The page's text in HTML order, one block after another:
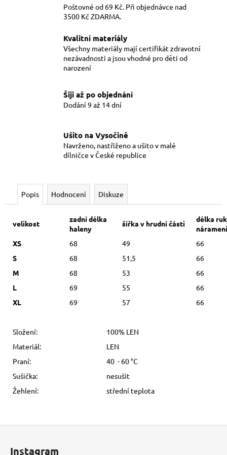
Poštovné od 69 Kč. Při objednávce nad
3500 Kč ZDARMA.
Kvalitní materiály
Všechny materiály mají certifikát zdravotní
nezávadnosti a jsou vhodné pro děti od
narození
Šiji až po objednání
Dodání 9 až 14 dní
Ušito na Vysočině
Navrženo, nastřiženo a ušito v malé
dílničce v České republice
Popis Hodnocení Diskuze
velikost
zadní délka
haleny
šířka v hrudní části
délka
XS
68 49
66
S
68 51,5
66
M
68 53
66
L
69 55
66
XL
69 57 66
Složení:
100% LEN
Materiál:
LEN
Praní:
40 - 60 °C
Sušička:
nesušit
Žehlení:
střední teplota
Instagram